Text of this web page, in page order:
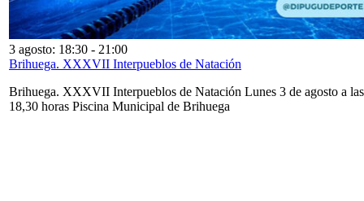
3 agosto: 18:30 - 21:00
Brihuega. XXXVII Interpueblos de Natación
Brihuega. XXXVII Interpueblos de Natación Lunes 3 de agosto a las
18,30 horas Piscina Municipal de Brihuega